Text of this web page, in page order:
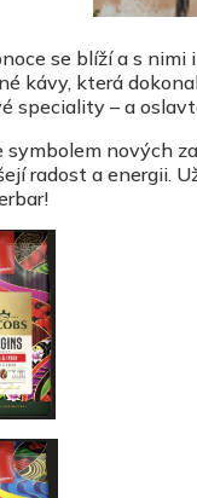
se blíží a s
kávy, která
speciality – a
symbolem nových
radost a energii.